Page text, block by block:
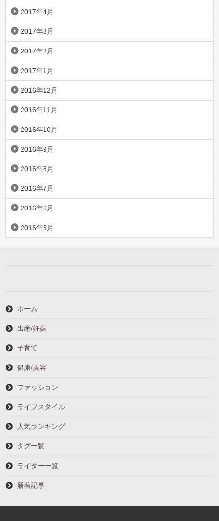
2017年4月
2017年3月
2017年2月
2017年1月
2016年12月
2016年11月
2016年10月
2016年9月
2016年8月
2016年7月
2016年6月
2016年5月
ホーム
出産/妊娠
子育て
健康/美容
ファッション
ライフスタイル
人気ランキング
タグ一覧
ライター一覧
新着記事